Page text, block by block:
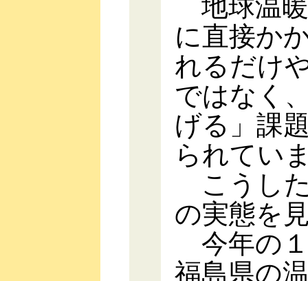
地球温
に直接か
れるだけ
ではなく
げる」課
られてい
こうし
の実態を
今年の
福島県の